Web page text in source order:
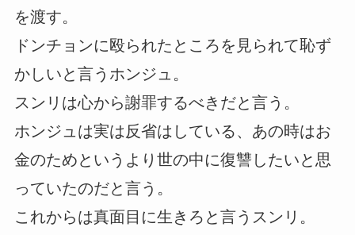
を渡す。
ドンチョンに殴られたところを見られて恥ず
かしいと言うホンジュ。
スンリは心から謝罪するべきだと言う。
ホンジュは実は反省はしている、あの時はお
金のためというより世の中に復讐したいと思
っていたのだと言う。
これからは真面目に生きろと言うスンリ。